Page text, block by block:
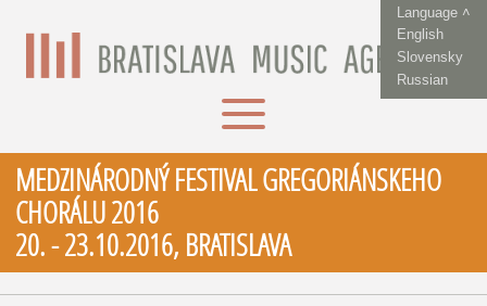
Language ˄
English
Slovensky
Russian
MEDZINÁRODNÝ FESTIVAL GREGORIÁNSKEHO
CHORÁLU 2016
20. - 23.10.2016, BRATISLAVA